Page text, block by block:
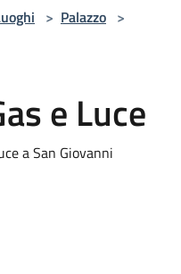
> Palazzo >
e Luce
a San Giovanni